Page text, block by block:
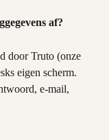
af?
door Truto (onze
eigen scherm.
e-mail,